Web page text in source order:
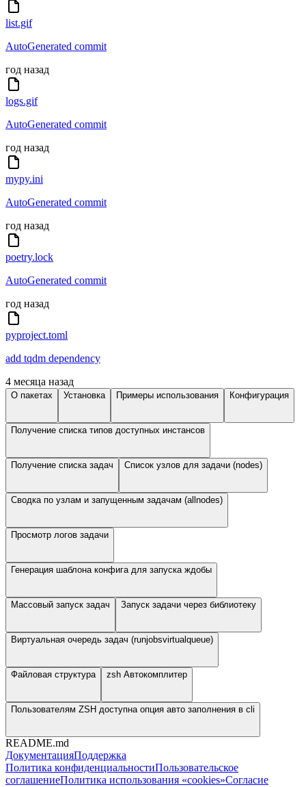
list.gif
AutoGenerated commit
год назад
logs.gif
AutoGenerated commit
год назад
mypy.ini
AutoGenerated commit
год назад
poetry.lock
AutoGenerated commit
год назад
pyproject.toml
add tqdm dependency
4 месяца назад
О пакетах Установка Примеры использования Конфигурация
Получение списка типов доступных инстансов
Получение списка задач Список узлов для задачи (nodes)
Сводка по узлам и запущенным задачам (allnodes)
Просмотр логов задачи
Генерация шаблона конфига для запуска ждобы
Массовый запуск задач Запуск задачи через библиотеку
Виртуальная очередь задач (runjobsvirtualqueue)
Файловая структура zsh Автокомплитер
Пользователям ZSH доступна опция авто заполнения в cli
README.md
ДокументацияПоддержка
Политика конфиденциальностиПользовательское
соглашениеПолитика использования «cookies»Согласие